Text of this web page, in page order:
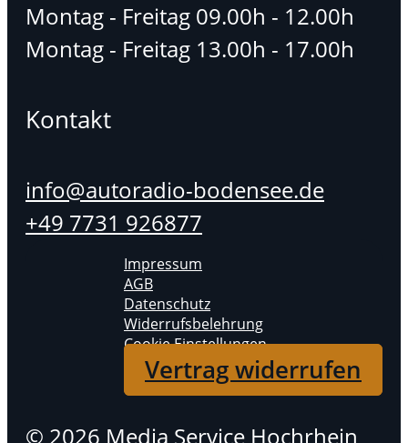
Montag - Freitag 09.00h - 12.00h
Montag - Freitag 13.00h - 17.00h
Kontakt
info@autoradio-bodensee.de
+49 7731 926877
Impressum
AGB
Datenschutz
Widerrufsbelehrung
Cookie Einstellungen
Vertrag widerrufen
© 2026 Media Service Hochrhein